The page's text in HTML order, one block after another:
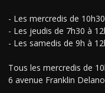
- Les mercredis de
- Les jeudis de 7h30 à
- Les samedis de 9h à
Tous les mercredis de
6 avenue Franklin